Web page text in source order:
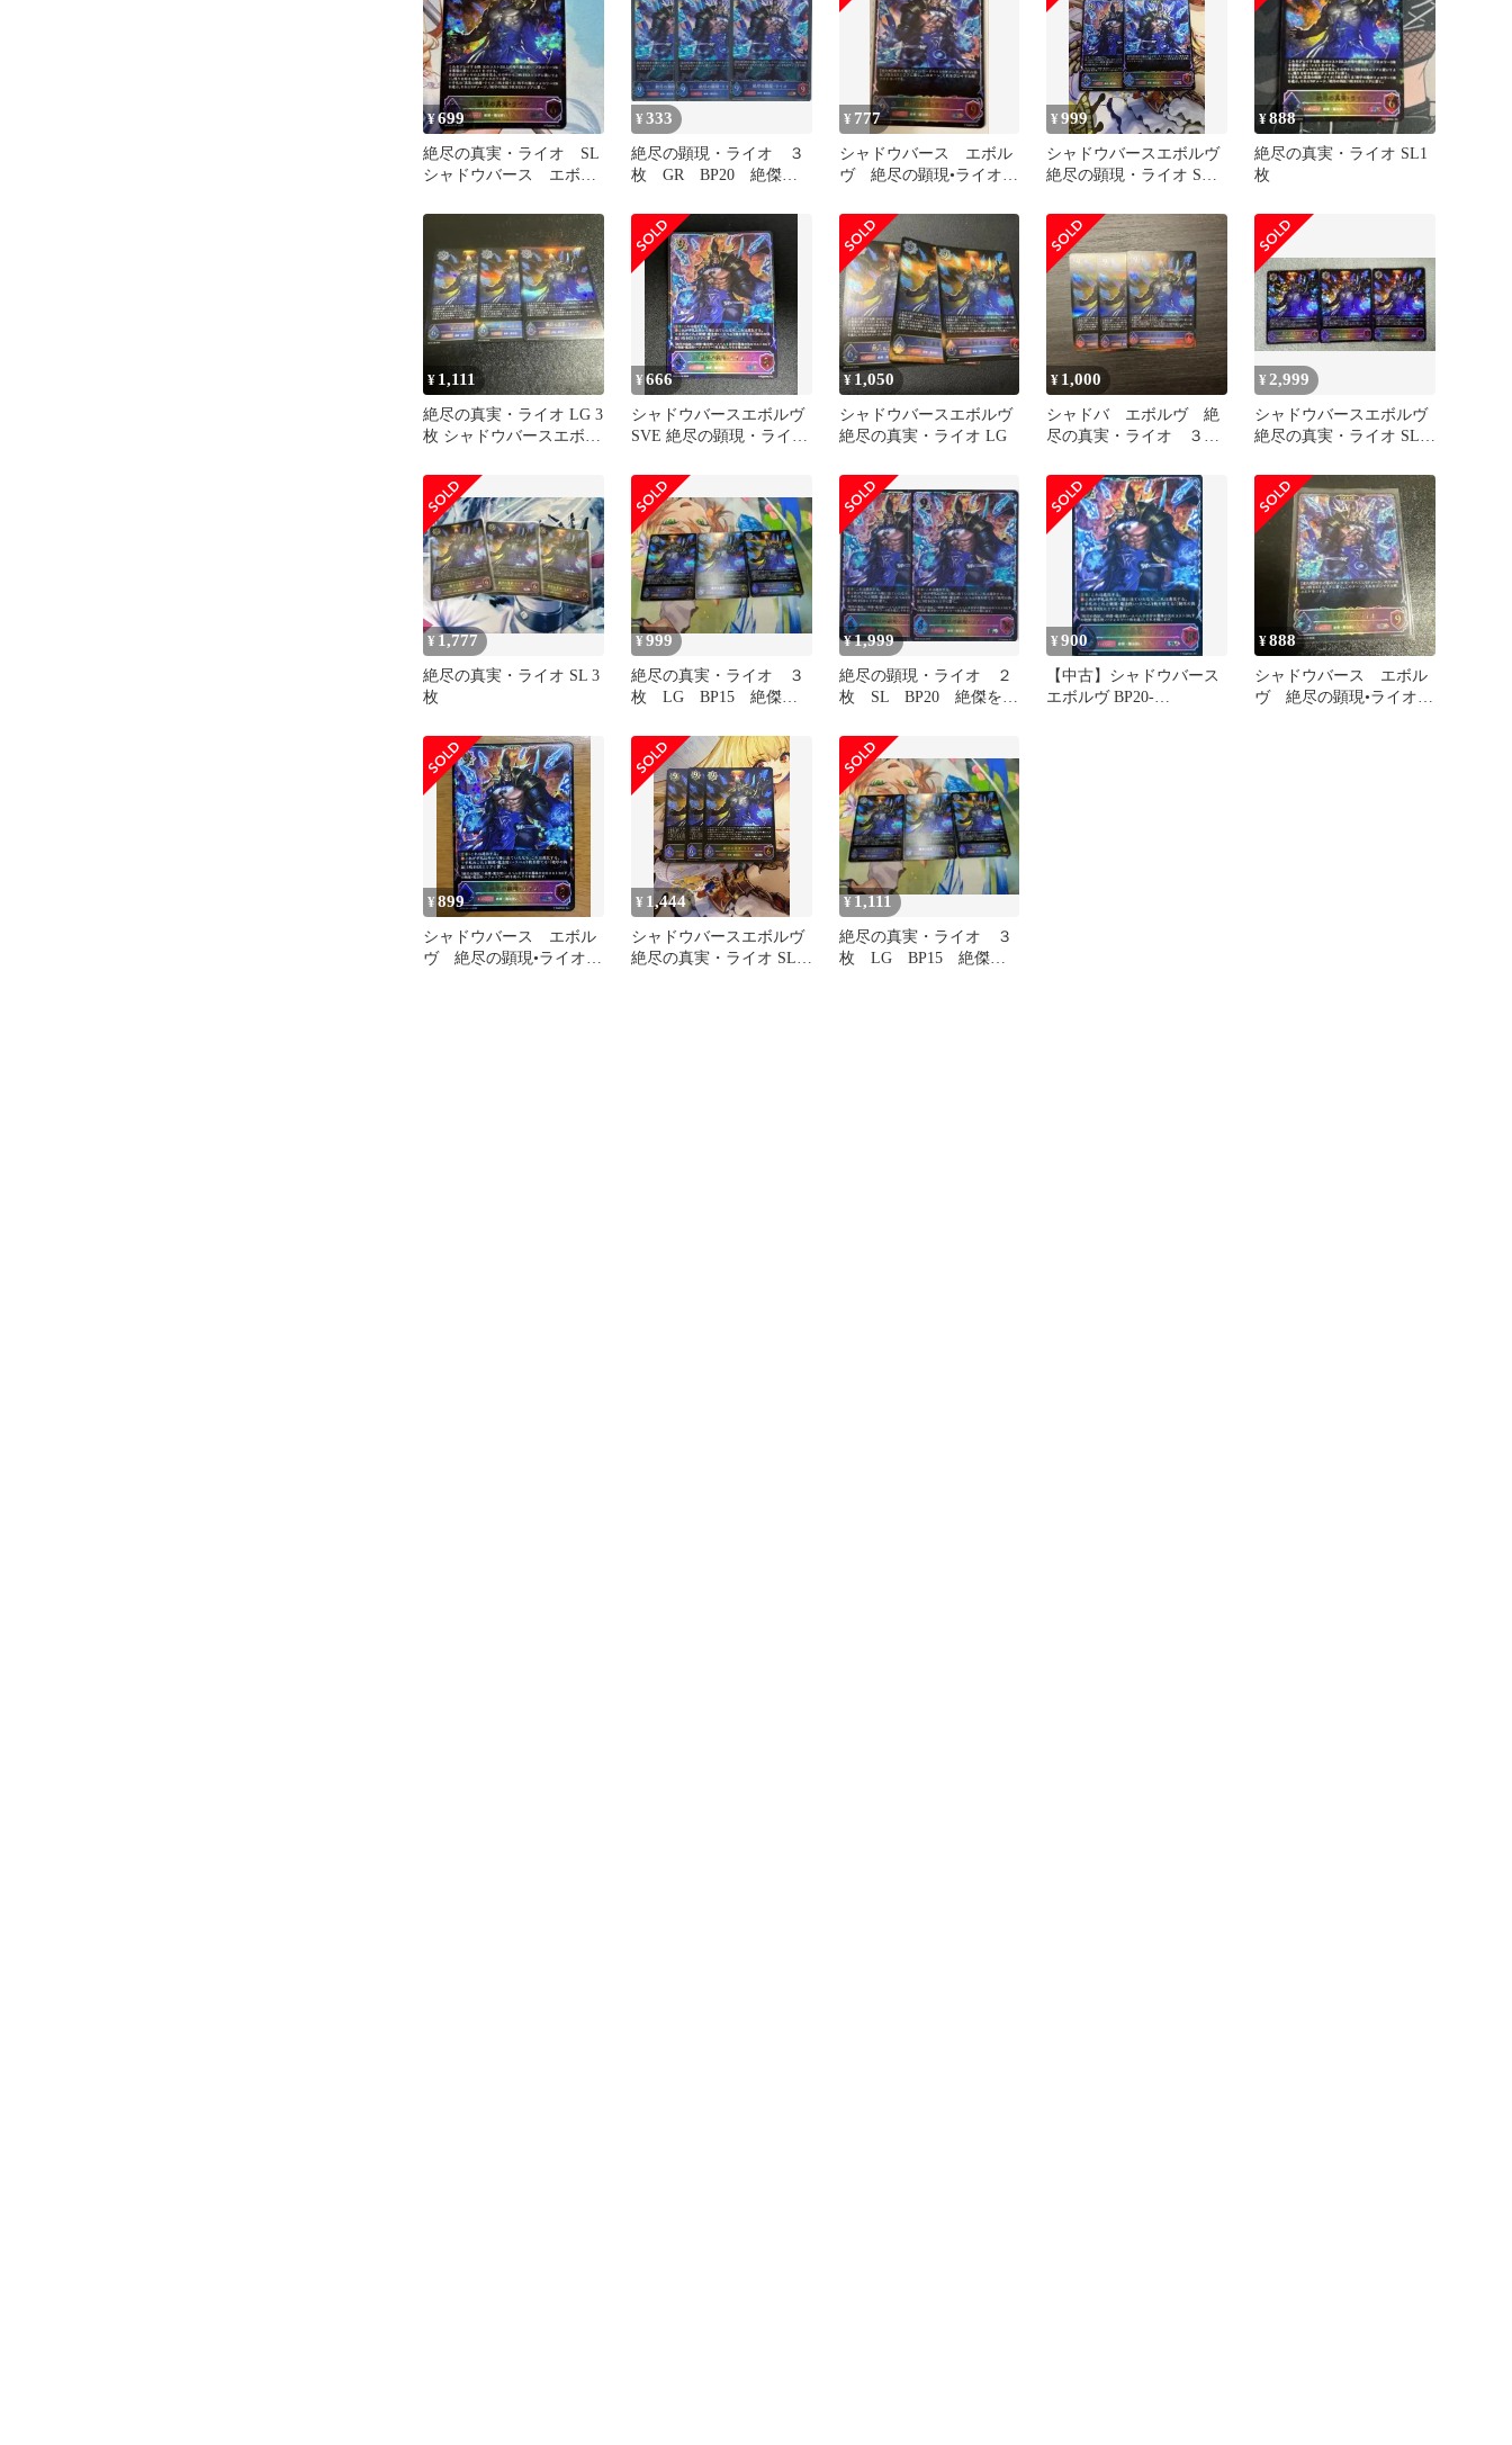
¥699
絶尽の真実・ライオ SL
シャドウバース エボル
¥333
絶尽の顕現・ライオ ３
枚 GR BP20 絶傑を
エボルヴ Shadowverse
EVOLVE ちゅうてつ
043
¥ 777
シャドウバース エボル
ヴ 絶尽の顕現•ライオ
¥999
シャドウバースエボルヴ
絶尽の顕現・ライオ SL
¥888
絶尽の真実・ライオ SL1
枚
¥ 1,111
絶尽の真実・ライオ LG 3
枚 シャドウバースエボル
¥666
シャドウバースエボルヴ
SVE 絶尽の顕現・ライオ
¥1,050
シャドウバースエボルヴ
絶尽の真実・ライオ LG
¥ 1,000
シャドバ エボルヴ 絶
尽の真実・ライオ ３
試練
¥ 2,999
シャドウバースエボルヴ
絶尽の真実・ライオ SL 3
¥ 1,777
絶尽の真実・ライオ SL 3
枚
¥999
絶尽の真実・ライオ ３
枚 LG BP15 絶傑の
¥1,999
絶尽の顕現・ライオ ２
枚 SL BP20 絶傑を継
ボルヴ Shadowverse
EVOLVE ちゅうてつ
SL14
¥900
【中古】シャドウバース
エボルヴ BP20-
¥888
シャドウバース エボル
ヴ 絶尽の顕現•ライオ
¥899
シャドウバース エボル
ヴ 絶尽の顕現•ライオ
¥ 1,444
シャドウバースエボルヴ
絶尽の真実・ライオ SL 3
¥1,111
絶尽の真実・ライオ ３
枚 LG BP15 絶傑の